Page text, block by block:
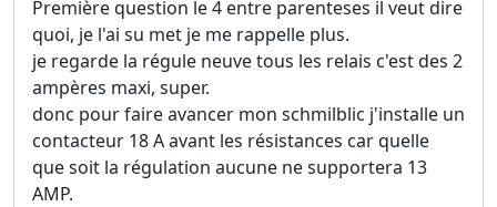
Première question le 4 entre parenteses il veut dire
quoi, je l'ai su met je me rappelle plus.
je regarde la régule neuve tous les relais c'est des 2
ampères maxi, super.
donc pour faire avancer mon schmilblic j'installe un
contacteur 18 A avant les résistances car quelle
que soit la régulation aucune ne supportera 13
AMP.